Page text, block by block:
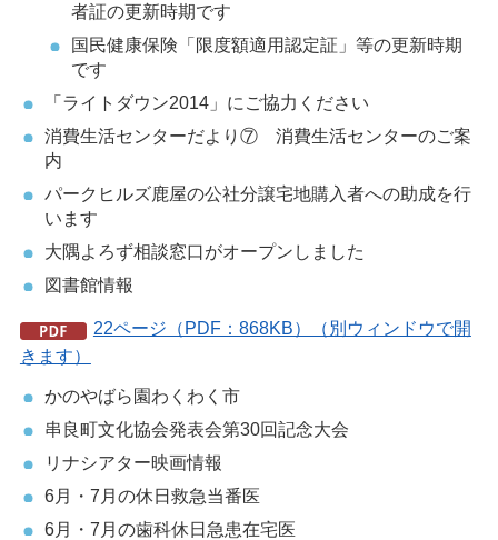
者証の更新時期です
国民健康保険「限度額適用認定証」等の更新時期
です
「ライトダウン2014」にご協力ください
消費生活センターだより⑦ 消費生活センターのご案
内
パークヒルズ鹿屋の公社分譲宅地購入者への助成を行
います
大隅よろず相談窓口がオープンしました
図書館情報
22ページ（PDF：868KB）（別ウィンドウで開
きます）
かのやばら園わくわく市
串良町文化協会発表会第30回記念大会
リナシアター映画情報
6月・7月の休日救急当番医
6月・7月の歯科休日急患在宅医